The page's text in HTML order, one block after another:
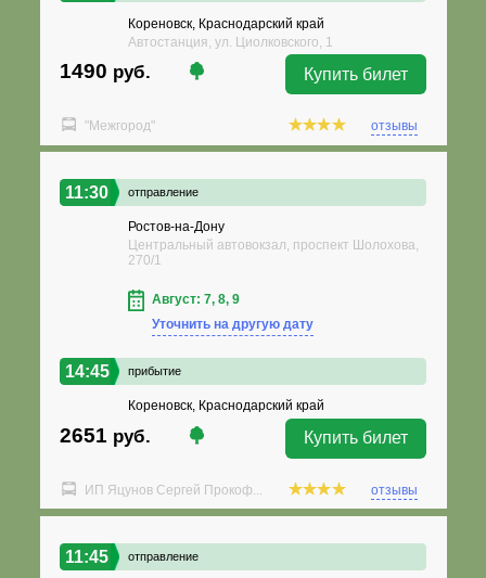
Кореновск, Краснодарский край
Автостанция, ул. Циолковского, 1
1490 руб. Купить билет
"Межгород" отзывы
11:30 отправление
Ростов-на-Дону
Центральный автовокзал, проспект Шолохова,
270/1
Август: 7, 8, 9
Уточнить на другую дату
14:45 прибытие
Кореновск, Краснодарский край
2651 руб. Купить билет
ИП Яцунов Сергей Прокоф... отзывы
11:45 отправление